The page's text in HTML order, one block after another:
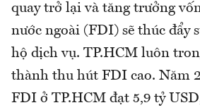
quay trở lại và tăng trưởng
nước ngoài (FDI) sẽ thúc đẩy
hộ dịch vụ. TP.HCM luôn
thành thu hút FDI cao. Năm
FDI ở TP.HCM đạt 5,9 tỷ